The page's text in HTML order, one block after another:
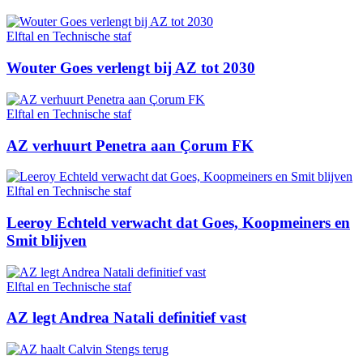
Elftal en Technische staf
Wouter Goes verlengt bij AZ tot 2030
Elftal en Technische staf
AZ verhuurt Penetra aan Çorum FK
Elftal en Technische staf
Leeroy Echteld verwacht dat Goes, Koopmeiners en
Smit blijven
Elftal en Technische staf
AZ legt Andrea Natali definitief vast